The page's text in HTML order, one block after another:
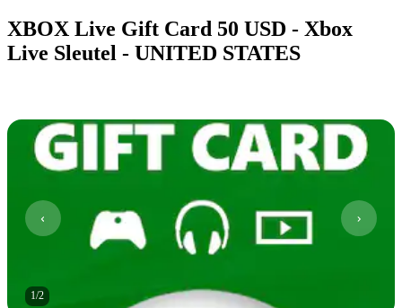
XBOX Live Gift Card 50 USD - Xbox
Live Sleutel - UNITED STATES
1/2